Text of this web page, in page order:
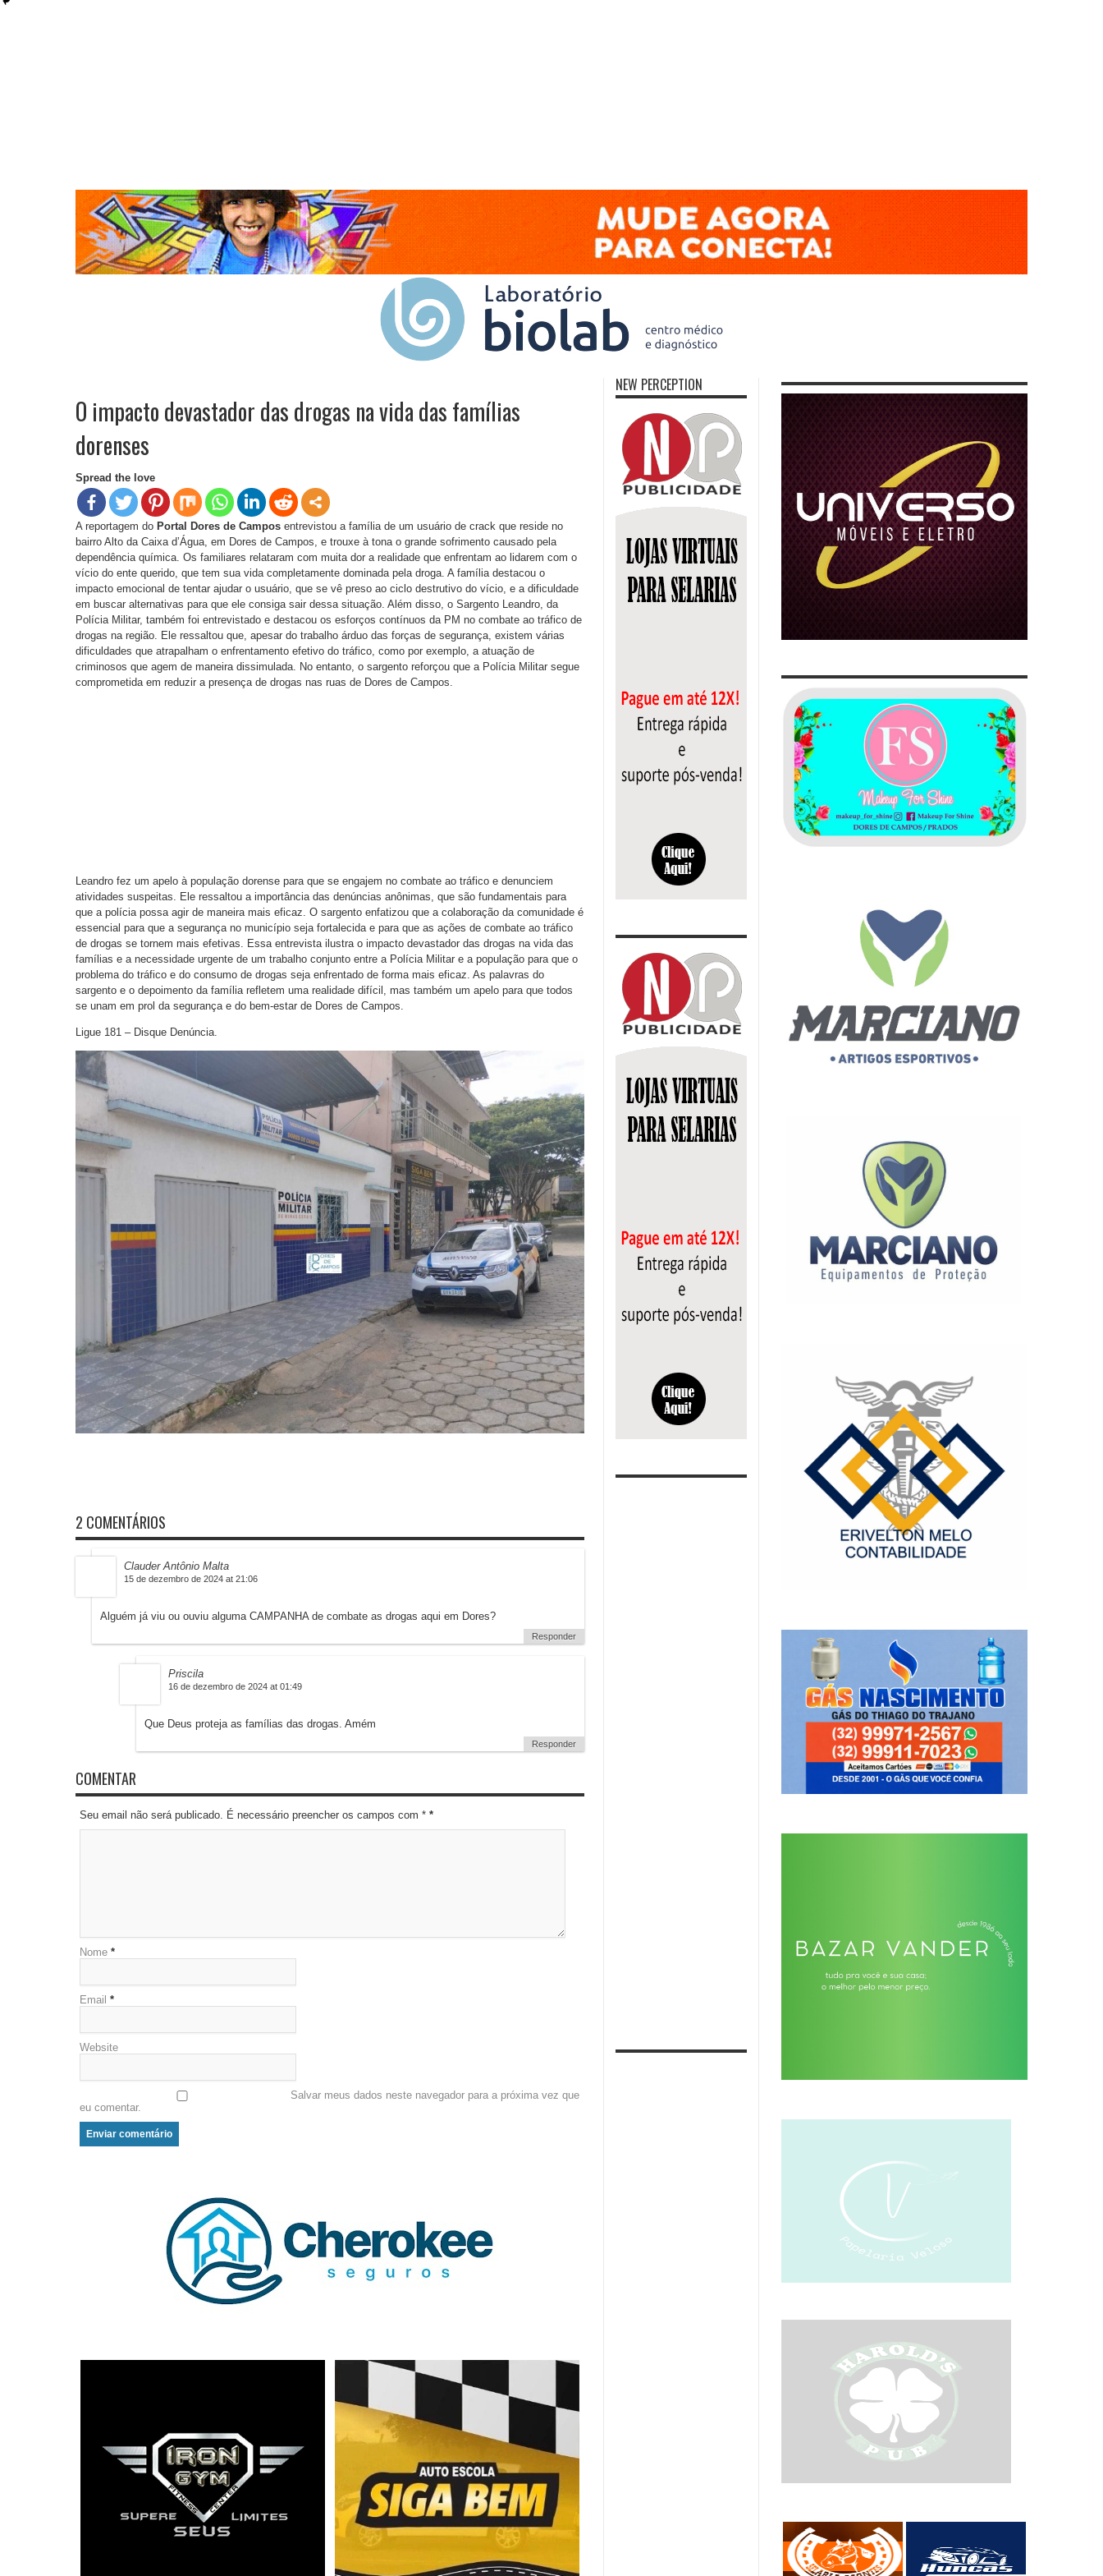
O impacto devastador das drogas na vida das famílias
dorenses
Spread the love
A reportagem do Portal Dores de Campos entrevistou a família de um usuário de crack que reside no
bairro Alto da Caixa d’Água, em Dores de Campos, e trouxe à tona o grande sofrimento causado pela
dependência química. Os familiares relataram com muita dor a realidade que enfrentam ao lidarem com o
vício do ente querido, que tem sua vida completamente dominada pela droga. A família destacou o
impacto emocional de tentar ajudar o usuário, que se vê preso ao ciclo destrutivo do vício, e a dificuldade
em buscar alternativas para que ele consiga sair dessa situação. Além disso, o Sargento Leandro, da
Polícia Militar, também foi entrevistado e destacou os esforços contínuos da PM no combate ao tráfico de
drogas na região. Ele ressaltou que, apesar do trabalho árduo das forças de segurança, existem várias
dificuldades que atrapalham o enfrentamento efetivo do tráfico, como por exemplo, a atuação de
criminosos que agem de maneira dissimulada. No entanto, o sargento reforçou que a Polícia Militar segue
comprometida em reduzir a presença de drogas nas ruas de Dores de Campos.
Leandro fez um apelo à população dorense para que se engajem no combate ao tráfico e denunciem
atividades suspeitas. Ele ressaltou a importância das denúncias anônimas, que são fundamentais para
que a polícia possa agir de maneira mais eficaz. O sargento enfatizou que a colaboração da comunidade é
essencial para que a segurança no município seja fortalecida e para que as ações de combate ao tráfico
de drogas se tornem mais efetivas. Essa entrevista ilustra o impacto devastador das drogas na vida das
famílias e a necessidade urgente de um trabalho conjunto entre a Polícia Militar e a população para que o
problema do tráfico e do consumo de drogas seja enfrentado de forma mais eficaz. As palavras do
sargento e o depoimento da família refletem uma realidade difícil, mas também um apelo para que todos
se unam em prol da segurança e do bem-estar de Dores de Campos.
Ligue 181 – Disque Denúncia.
2 COMENTÁRIOS
Clauder Antônio Malta
15 de dezembro de 2024 at 21:06
Alguém já viu ou ouviu alguma CAMPANHA de combate as drogas aqui em Dores?
Responder
Priscila
16 de dezembro de 2024 at 01:49
Que Deus proteja as famílias das drogas. Amém
Responder
COMENTAR
Seu email não será publicado. É necessário preencher os campos com * *
Nome *
Email *
Website
Salvar meus dados neste navegador para a próxima vez que
eu comentar.
NEW PERCEPTION